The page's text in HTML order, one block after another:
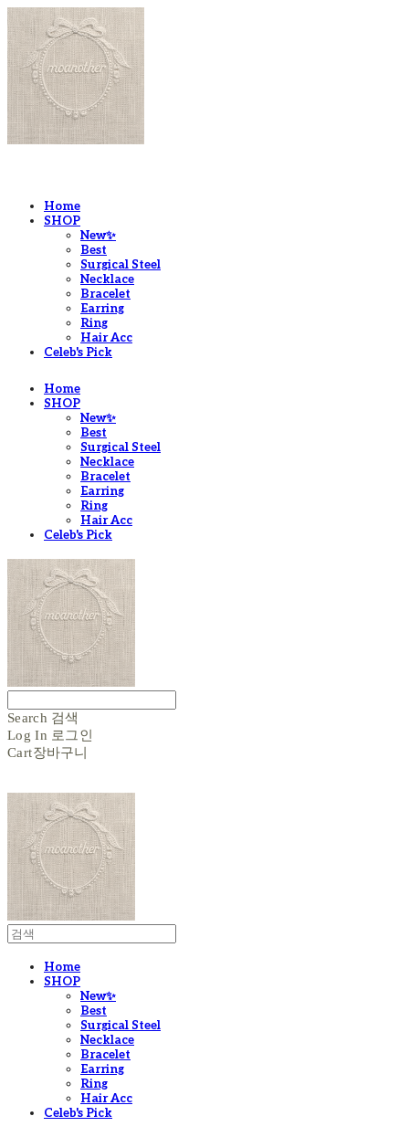
Home
SHOP
New✨
Best
Surgical Steel
Necklace
Bracelet
Earring
Ring
Hair Acc
Celeb's Pick
Home
SHOP
New✨
Best
Surgical Steel
Necklace
Bracelet
Earring
Ring
Hair Acc
Celeb's Pick
Search 검색
Log In 로그인
Cart장바구니
Home
SHOP
New✨
Best
Surgical Steel
Necklace
Bracelet
Earring
Ring
Hair Acc
Celeb's Pick